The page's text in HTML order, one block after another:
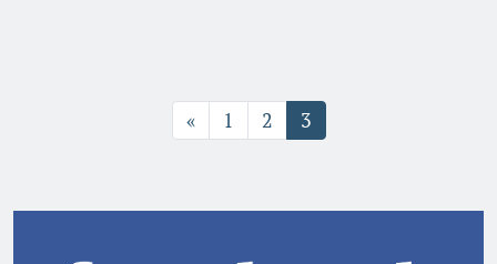
« 1 2 3